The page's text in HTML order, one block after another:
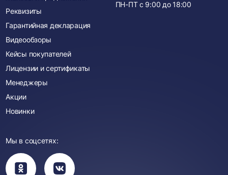
Реквизиты
Гарантийная декларация
Видеообзоры
Кейсы покупателей
Лицензии и сертификаты
Менеджеры
Акции
Новинки
ПН-ПТ с 9:00 до 18:00
Мы в соцсетях:
Вы
перейдете
в
Вы
перейдете
в